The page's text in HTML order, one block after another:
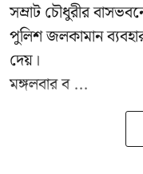
সম্রাট চৌধুরীর
পুলিশ জলকামান
দেয়।
মঙ্গলবার ব ...